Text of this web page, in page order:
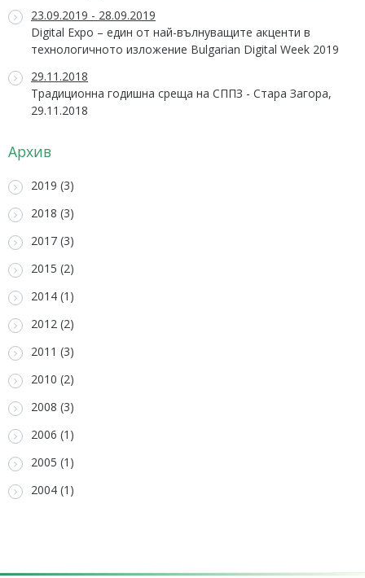
23.09.2019 - 28.09.2019
Digital Expo – един от най-вълнуващите акценти в
технологичното изложение Bulgarian Digital Week 2019
29.11.2018
Традиционна годишна среща на СППЗ - Стара Загора,
29.11.2018
Архив
2019 (3)
2018 (3)
2017 (3)
2015 (2)
2014 (1)
2012 (2)
2011 (3)
2010 (2)
2008 (3)
2006 (1)
2005 (1)
2004 (1)